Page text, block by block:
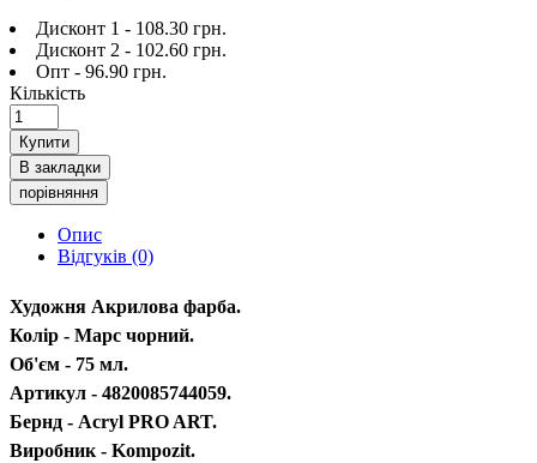
Дисконт 1 - 108.30 грн.
Дисконт 2 - 102.60 грн.
Опт - 96.90 грн.
Кількість
Купити
В закладки
порівняння
Опис
Відгуків (0)
Художня Акрилова фарба.
Колір - Марс чорний.
Об'єм - 75 мл.
Артикул - 4820085744059.
Бернд - Acryl PRO ART.
Виробник - Kompozit.